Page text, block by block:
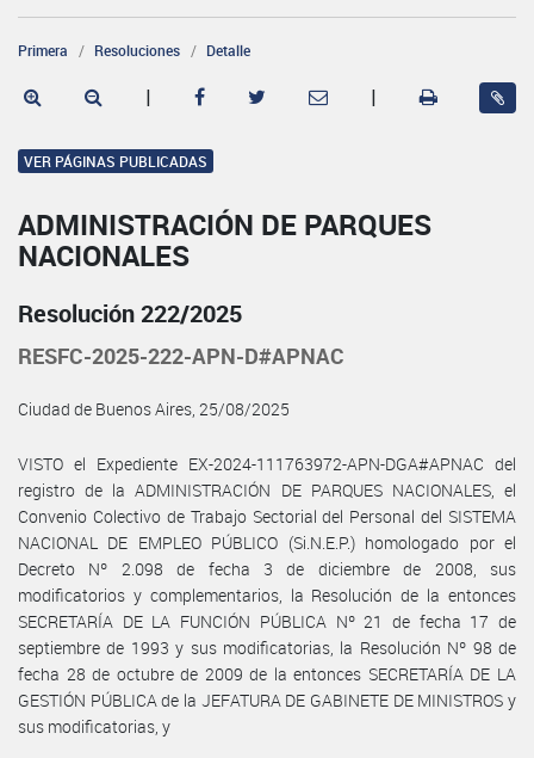
Primera Resoluciones Detalle
| |
VER PÁGINAS PUBLICADAS
ADMINISTRACIÓN DE PARQUES
NACIONALES
Resolución 222/2025
RESFC-2025-222-APN-D#APNAC
Ciudad de Buenos Aires, 25/08/2025
VISTO el Expediente EX-2024-111763972-APN-DGA#APNAC del
registro de la ADMINISTRACIÓN DE PARQUES NACIONALES, el
Convenio Colectivo de Trabajo Sectorial del Personal del SISTEMA
NACIONAL DE EMPLEO PÚBLICO (Si.N.E.P.) homologado por el
Decreto Nº 2.098 de fecha 3 de diciembre de 2008, sus
modificatorios y complementarios, la Resolución de la entonces
SECRETARÍA DE LA FUNCIÓN PÚBLICA Nº 21 de fecha 17 de
septiembre de 1993 y sus modificatorias, la Resolución Nº 98 de
fecha 28 de octubre de 2009 de la entonces SECRETARÍA DE LA
GESTIÓN PÚBLICA de la JEFATURA DE GABINETE DE MINISTROS y
sus modificatorias, y